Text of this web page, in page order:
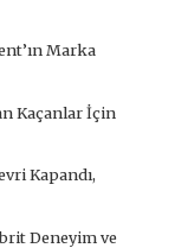
Marka
Kaçanlar İçin
Kapandı,
Deneyim ve